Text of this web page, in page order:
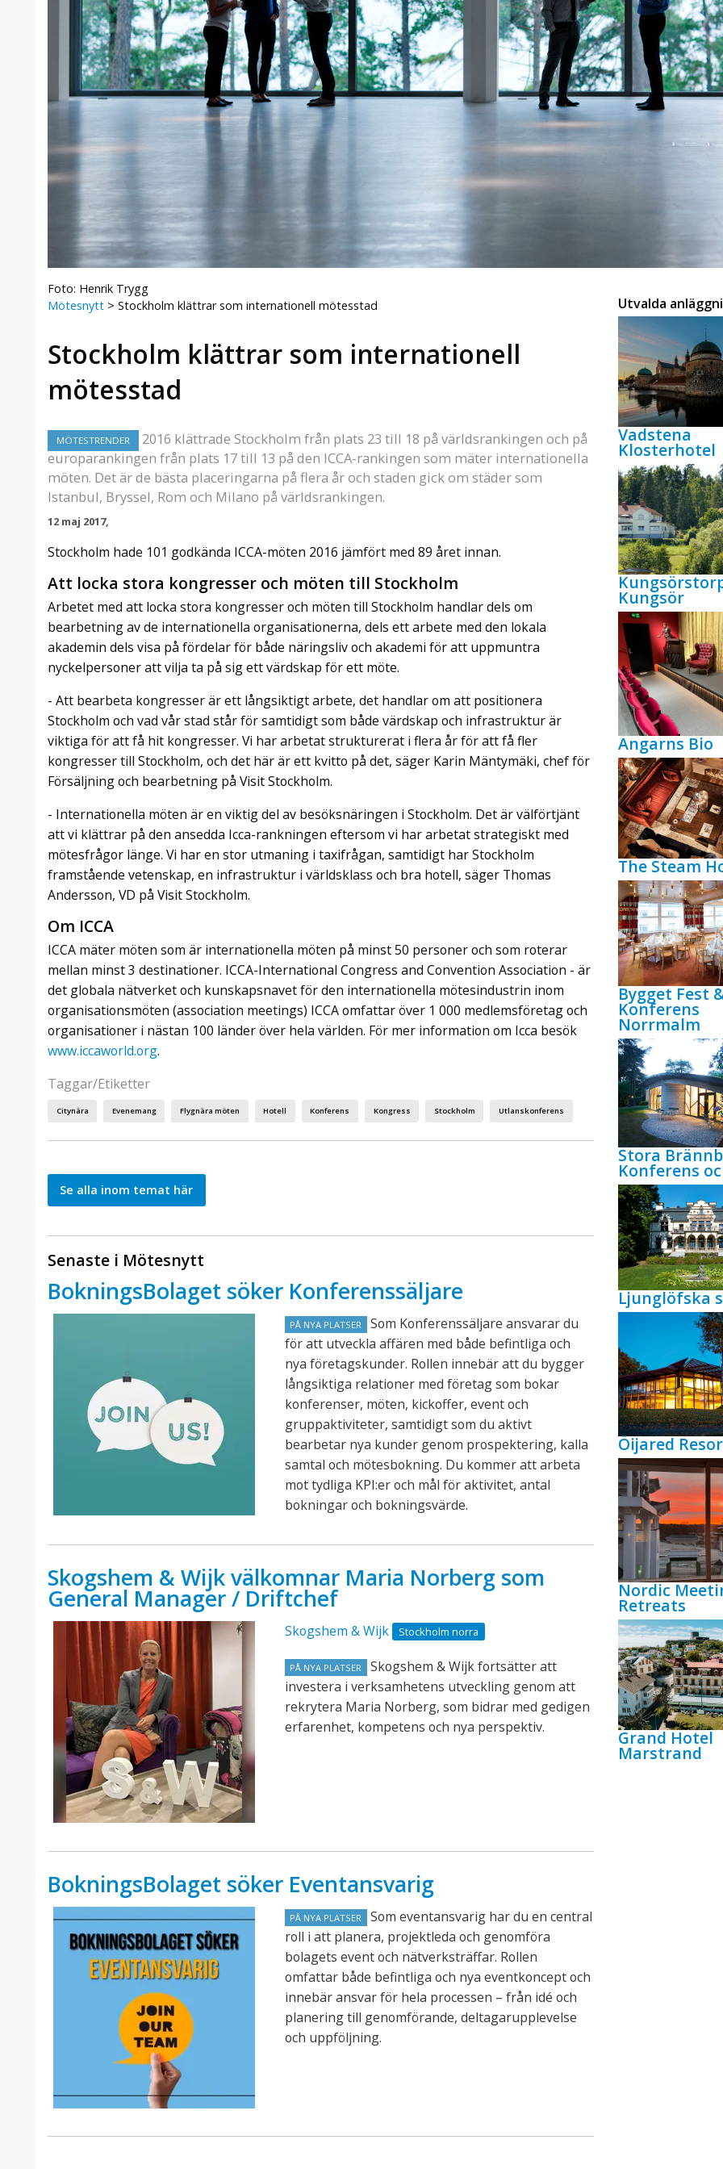
Foto: Henrik Trygg
Mötesnytt > Stockholm klättrar som internationell mötesstad
Stockholm klättrar som internationell
mötesstad
MÖTESTRENDER
2016 klättrade Stockholm från plats 23 till 18 på världsrankingen och på
europarankingen från plats 17 till 13 på den ICCA-rankingen som mäter internationella
möten. Det är de bästa placeringarna på flera år och staden gick om städer som
Istanbul, Bryssel, Rom och Milano på världsrankingen.
12 maj 2017,
Stockholm hade 101 godkända ICCA-möten 2016 jämfört med 89 året innan.
Att locka stora kongresser och möten till Stockholm
Arbetet med att locka stora kongresser och möten till Stockholm handlar dels om
bearbetning av de internationella organisationerna, dels ett arbete med den lokala
akademin dels visa på fördelar för både näringsliv och akademi för att uppmuntra
nyckelpersoner att vilja ta på sig ett värdskap för ett möte.
- Att bearbeta kongresser är ett långsiktigt arbete, det handlar om att positionera
Stockholm och vad vår stad står för samtidigt som både värdskap och infrastruktur är
viktiga för att få hit kongresser. Vi har arbetat strukturerat i flera år för att få fler
kongresser till Stockholm, och det här är ett kvitto på det, säger Karin Mäntymäki, chef för
Försäljning och bearbetning på Visit Stockholm.
- Internationella möten är en viktig del av besöksnäringen i Stockholm. Det är välförtjänt
att vi klättrar på den ansedda Icca-rankningen eftersom vi har arbetat strategiskt med
mötesfrågor länge. Vi har en stor utmaning i taxifrågan, samtidigt har Stockholm
framstående vetenskap, en infrastruktur i världsklass och bra hotell, säger Thomas
Andersson, VD på Visit Stockholm.
Om ICCA
ICCA mäter möten som är internationella möten på minst 50 personer och som roterar
mellan minst 3 destinationer. ICCA-International Congress and Convention Association - är
det globala nätverket och kunskapsnavet för den internationella mötesindustrin inom
organisationsmöten (association meetings) ICCA omfattar över 1 000 medlemsföretag och
organisationer i nästan 100 länder över hela världen. För mer information om Icca besök
www.iccaworld.org.
Taggar/Etiketter
Citynära Evenemang Flygnära möten Hotell Konferens Kongress Stockholm Utlanskonferens
Se alla inom temat här
Senaste i Mötesnytt
BokningsBolaget söker Konferenssäljare
PÅ NYA PLATSER
Som Konferenssäljare ansvarar du
för att utveckla affären med både befintliga och
nya företagskunder. Rollen innebär att du bygger
långsiktiga relationer med företag som bokar
konferenser, möten, kickoffer, event och
gruppaktiviteter, samtidigt som du aktivt
bearbetar nya kunder genom prospektering, kalla
samtal och mötesbokning. Du kommer att arbeta
mot tydliga KPI:er och mål för aktivitet, antal
bokningar och bokningsvärde.
Skogshem & Wijk välkomnar Maria Norberg som
General Manager / Driftchef
Skogshem & Wijk Stockholm norra
PÅ NYA PLATSER
Skogshem & Wijk fortsätter att
investera i verksamhetens utveckling genom att
rekrytera Maria Norberg, som bidrar med gedigen
erfarenhet, kompetens och nya perspektiv.
BokningsBolaget söker Eventansvarig
PÅ NYA PLATSER
Som eventansvarig har du en central
roll i att planera, projektleda och genomföra
bolagets event och nätverksträffar. Rollen
omfattar både befintliga och nya eventkoncept och
innebär ansvar för hela processen – från idé och
planering till genomförande, deltagarupplevelse
och uppföljning.
Utvalda
Vadstena
Klosterhotel
Kungsör
Angarns Bio
The Steam
Bygget Fest
Konferens
Norrmalm
Stora
Konferens
Ljunglöfska
Öijared
Nordic
Retreats
Grand Hotel
Marstrand